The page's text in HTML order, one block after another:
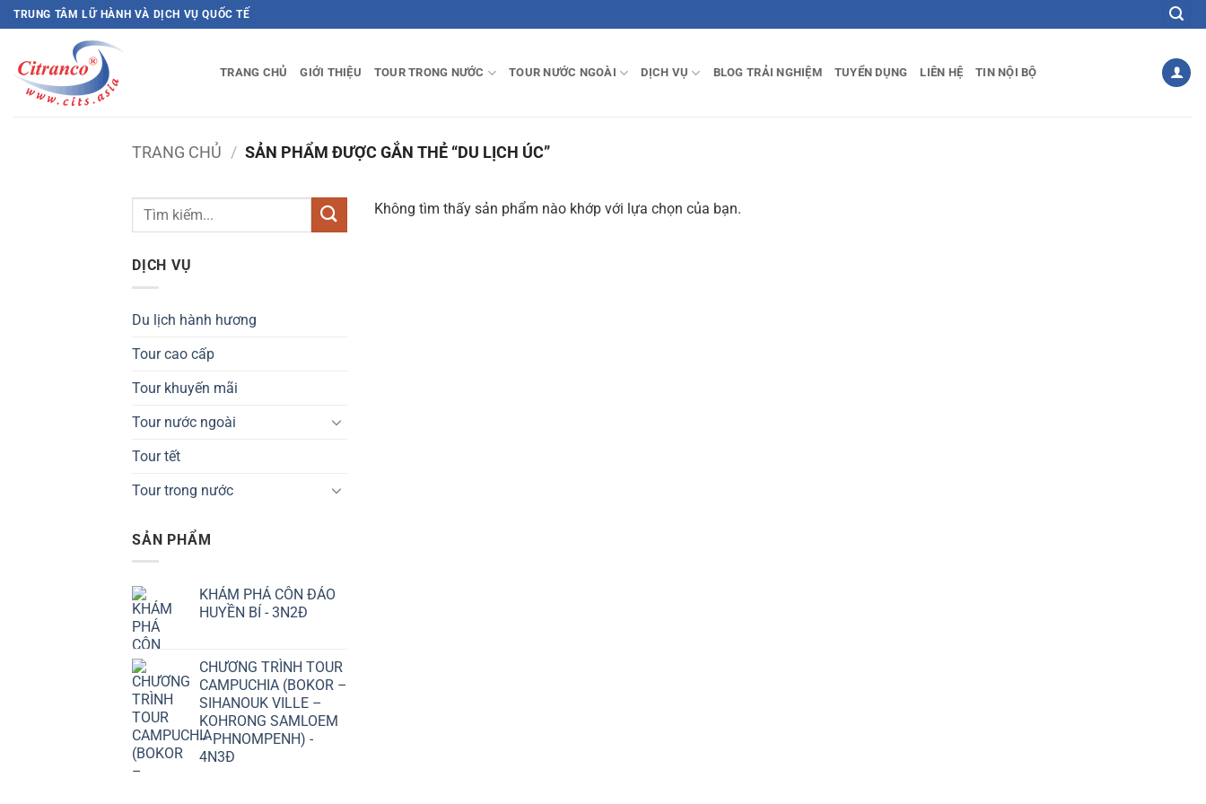
Bỏ
qua
dung
TRUNG TÂM LỮ HÀNH VÀ DỊCH VỤ QUỐC TẾ
TRANG CHỦ GIỚI THIỆU TOUR TRONG NƯỚC TOUR NƯỚC NGOÀI DỊCH VỤ BLOG TRẢI NGHIỆM TUYỂN DỤNG LIÊN HỆ TIN NỘI BỘ
TRANG CHỦ / SẢN PHẨM ĐƯỢC GẮN THẺ “DU LỊCH ÚC”
DỊCH VỤ
Du lịch hành hương
Tour cao cấp
Tour khuyến mãi
Tour nước ngoài
Tour tết
Tour trong nước
SẢN PHẨM
KHÁM PHÁ CÔN ĐẢO
HUYỀN BÍ - 3N2Đ
CHƯƠNG TRÌNH TOUR
CAMPUCHIA (BOKOR –
SIHANOUK VILLE –
KOHRONG SAMLOEM
– PHNOMPENH) -
4N3Đ
Không tìm thấy sản phẩm nào khớp với lựa chọn của bạn.